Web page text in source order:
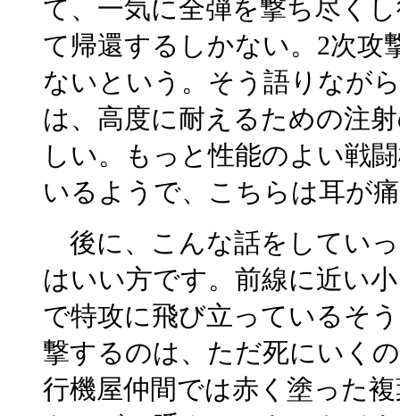
て、一気に全弾を撃ち尽く
て帰還するしかない。2次攻
ないという。そう語りなが
は、高度に耐えるための注
しい。もっと性能のよい戦
いるようで、こちらは耳が
後に、こんな話をしてい
はいい方です。前線に近い
で特攻に飛び立っているそ
撃するのは、ただ死にいく
行機屋仲間では赤く塗った